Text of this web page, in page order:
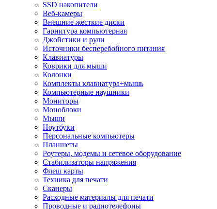
SSD накопители
Веб-камеры
Внешние жесткие диски
Гарнитура компьютерная
Джойстики и рули
Источники бесперебойного питания
Клавиатуры
Коврики для мыши
Колонки
Комплекты клавиатура+мышь
Компьютерные наушники
Мониторы
Моноблоки
Мыши
Ноутбуки
Персональные компьютеры
Планшеты
Роутеры, модемы и сетевое оборудование
Стабилизаторы напряжения
Флеш карты
Техника для печати
Сканеры
Расходные материалы для печати
Проводные и радиотелефоны